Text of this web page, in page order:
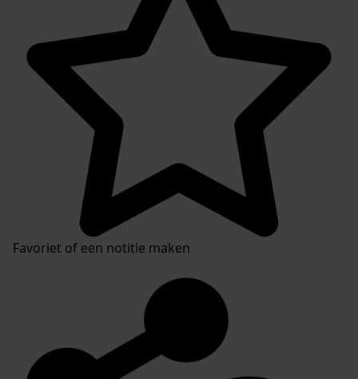
Favoriet of een notitie maken